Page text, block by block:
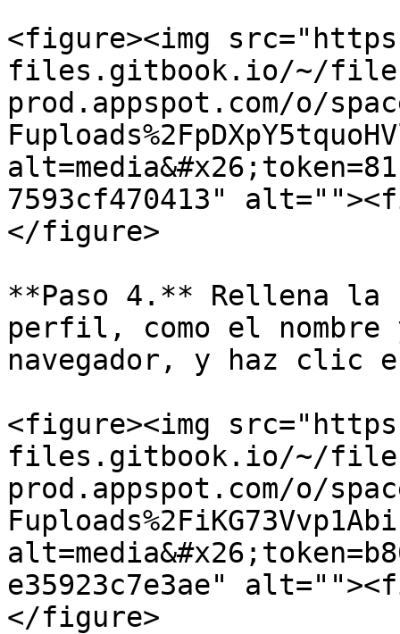
<figure><img
files.gitbook.io/~/
prod.appspot.com/o/
7593cf470413"
</figure>
**Paso 4.** Rellena
perfil, como el
navegador, y haz clic
<figure><img
files.gitbook.io/~/
prod.appspot.com/o/
e35923c7e3ae"
</figure>